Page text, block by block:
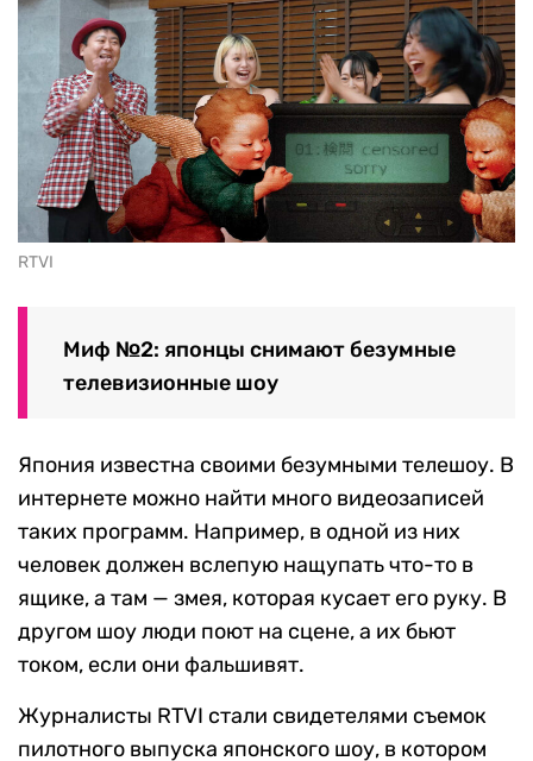
RTVI
Миф №2: японцы снимают безумные
телевизионные шоу
Япония известна своими безумными телешоу. В
интернете можно найти много видеозаписей
таких программ. Например, в одной из них
человек должен вслепую нащупать что-то в
ящике, а там — змея, которая кусает его руку. В
другом шоу люди поют на сцене, а их бьют
током, если они фальшивят.
Журналисты RTVI стали свидетелями съемок
пилотного выпуска японского шоу, в котором